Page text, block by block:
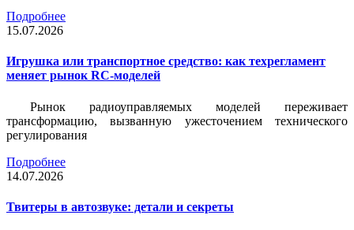
Подробнее
15.07.2026
Игрушка или транспортное средство: как техрегламент
меняет рынок RC-моделей
Рынок радиоуправляемых моделей переживает
трансформацию, вызванную ужесточением технического
регулирования
Подробнее
14.07.2026
Твитеры в автозвуке: детали и секреты